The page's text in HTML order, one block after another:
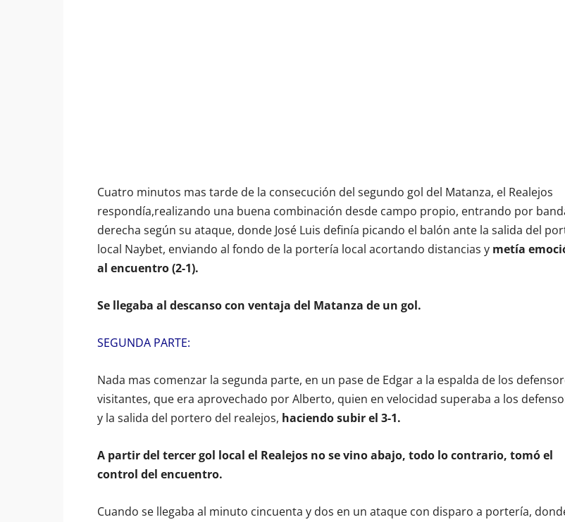
Cuatro minutos mas tarde de la consecución del segundo gol del Matanza, el Realejos
respondía,realizando una buena combinación desde campo propio, entrando por
derecha según su ataque, donde José Luis definía picando el balón ante la salida del
local Naybet, enviando al fondo de la portería local acortando distancias y metía
al encuentro (2-1).
Se llegaba al descanso con ventaja del Matanza de un gol.
SEGUNDA PARTE:
Nada mas comenzar la segunda parte, en un pase de Edgar a la espalda de los
visitantes, que era aprovechado por Alberto, quien en velocidad superaba a los
y la salida del portero del realejos, haciendo subir el 3-1.
A partir del tercer gol local el Realejos no se vino abajo, todo lo contrario, tomó el
control del encuentro.
Cuando se llegaba al minuto cincuenta y dos en un ataque con disparo a portería,